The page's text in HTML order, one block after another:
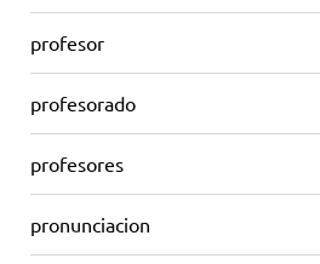
profesor
profesorado
profesores
pronunciacion